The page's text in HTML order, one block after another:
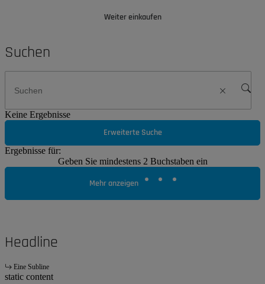
Weiter einkaufen
Suchen
Keine Ergebnisse
Erweiterte Suche
Ergebnisse für:
Geben Sie mindestens 2 Buchstaben ein
Mehr anzeigen
Headline
Eine Subline
static content